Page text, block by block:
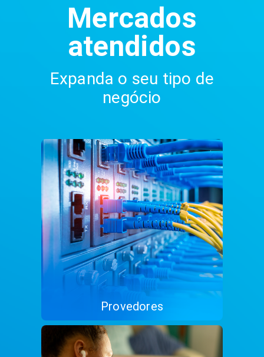
Mercados
atendidos
Expanda o seu tipo de
negócio
Provedores